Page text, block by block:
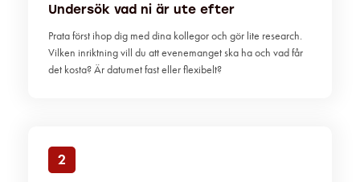
Undersök vad ni är ute efter
Prata först ihop dig med dina kollegor och gör lite research.
Vilken inriktning vill du att evenemanget ska ha och vad får
det kosta? Är datumet fast eller flexibelt?
2